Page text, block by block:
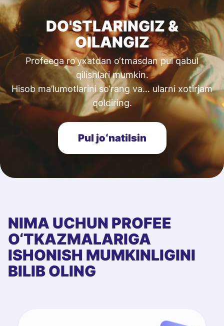
DO'STLARINGIZ &
OILANGIZ
Profeega ro‘yxatdan o‘tmasdan pul qabul
qilishlari mumkin.
Hisob ma’lumotlarini so‘rang va… ularni xotirjam
qoldiring.
Pul joʻnatilsin
NIMA UCHUN PROFEE
O‘TKAZMALARIGA
ISHONISH MUMKINLIGINI
BILIB OLING